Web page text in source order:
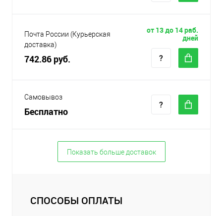
Почта России (Курьерская
доставка)
742.86 руб.
от 13 до 14 раб.
дней
Самовывоз
Бесплатно
Показать больше доставок
СПОСОБЫ ОПЛАТЫ